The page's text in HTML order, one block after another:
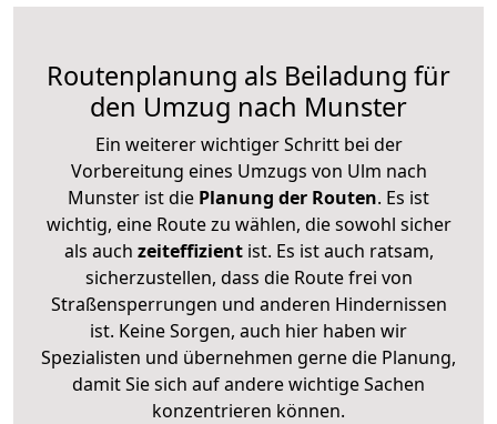
Routenplanung als Beiladung für
den Umzug nach Munster
Ein weiterer wichtiger Schritt bei der
Vorbereitung eines Umzugs von Ulm nach
Munster ist die Planung der Routen. Es ist
wichtig, eine Route zu wählen, die sowohl sicher
als auch zeiteffizientist. Es ist auch ratsam,
sicherzustellen, dass die Route frei von
Straßensperrungen und anderen Hindernissen
ist. Keine Sorgen, auch hier haben wir
Spezialisten und übernehmen gerne die Planung,
damit Sie sich auf andere wichtige Sachen
konzentrieren können.